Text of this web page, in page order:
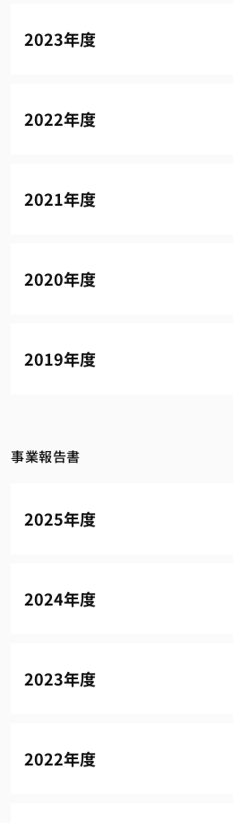
2023年度
2022年度
2021年度
2020年度
2019年度
事業報告書
2025年度
2024年度
2023年度
2022年度